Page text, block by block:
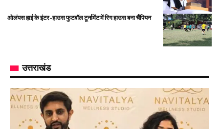
ओलंपस हाई के इंटर-हाउस फुटबॉल टूर्नामेंट में रिग हाउस बना चैंपियन
उत्तराखंड